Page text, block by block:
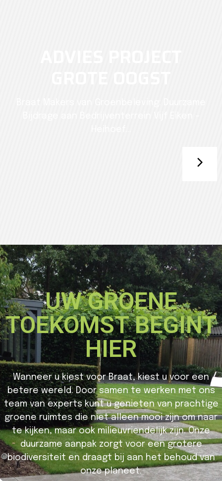
UW GROENE
TOEKOMST BEGINT
HIER
Wanneer u kiest voor Braat, kiest u voor een
betere wereld. Door samen te werken met ons
team van experts kunt u genieten van prachtige
groene ruimtes die niet alleen mooi zijn om naar
te kijken, maar ook milieuvriendelijk zijn. Onze
duurzame aanpak zorgt voor een grotere
biodiversiteit en draagt ​​bij aan het behoud van
onze planeet.